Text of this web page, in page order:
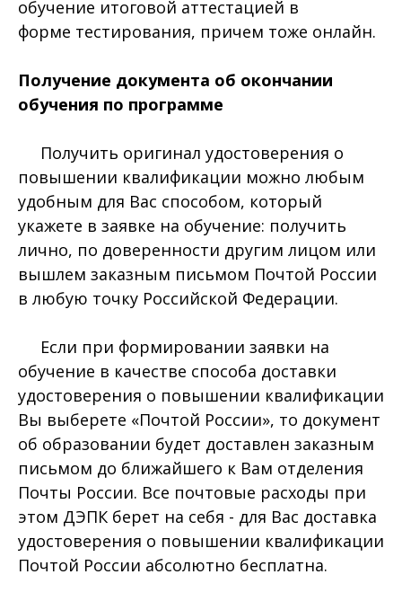
обучение итоговой аттестацией в
форме тестирования, причем тоже онлайн.
Получение документа об окончании
обучения по программе
Получить оригинал удостоверения о
повышении квалификации можно любым
удобным для Вас способом, который
укажете в заявке на обучение: получить
лично, по доверенности другим лицом или
вышлем заказным письмом Почтой России
в любую точку Российской Федерации.
Если при формировании заявки на
обучение в качестве способа доставки
удостоверения о повышении квалификации
Вы выберете «Почтой России», то документ
об образовании будет доставлен заказным
письмом до ближайшего к Вам отделения
Почты России. Все почтовые расходы при
этом ДЭПК берет на себя - для Вас доставка
удостоверения о повышении квалификации
Почтой России абсолютно бесплатна.